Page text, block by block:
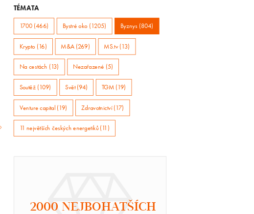
TÉMATA
1700 (466) Bystré oko (1205) Byznys (804)
Krypto (16) M&A (269) MS.tv (13)
Na cestách (13) Nezařazené (5)
Soutěž (109) Svět (94) TGM (19)
Venture capital (19) Zdravotnictví (17)
11 největších českých energetiků (11)
2000 NEJBOHATŠÍCH